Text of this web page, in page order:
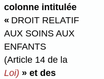
colonne intitulée
« DROIT RELATIF
AUX SOINS AUX
ENFANTS
(Article 14 de la
Loi) » et des